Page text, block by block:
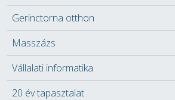
Gerinctorna otthon
Masszázs
Vállalati informatika
20 év tapasztalat